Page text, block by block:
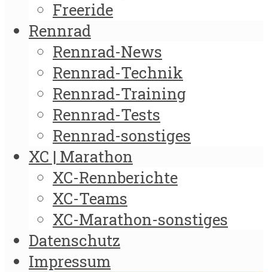
Freeride
Rennrad
Rennrad-News
Rennrad-Technik
Rennrad-Training
Rennrad-Tests
Rennrad-sonstiges
XC | Marathon
XC-Rennberichte
XC-Teams
XC-Marathon-sonstiges
Datenschutz
Impressum